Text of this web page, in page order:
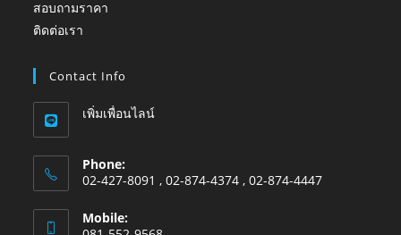
สอบถามราคา
ติดต่อเรา
Contact Info
เพิ่มเพื่อนไลน์
Phone:
02-427-8091 , 02-874-4374 , 02-874-4447
Mobile: